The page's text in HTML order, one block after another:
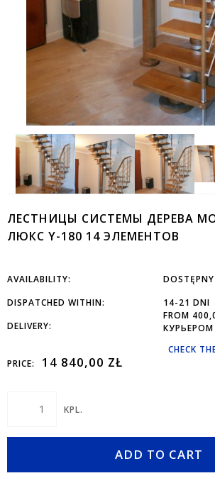
ЛЕСТНИЦЫ СИСТЕМЫ ДЕРЕВА
ЛЮКС Y-180 14 ЭЛЕМЕНТОВ
AVAILABILITY:
DOSTĘPNY
DISPATCHED WITHIN:
14-21 DNI
DELIVERY:
FROM
КУРЬЕРОМ
CHECK
PRICE:
14 840,00 ZŁ
KPL.
ADD TO CART